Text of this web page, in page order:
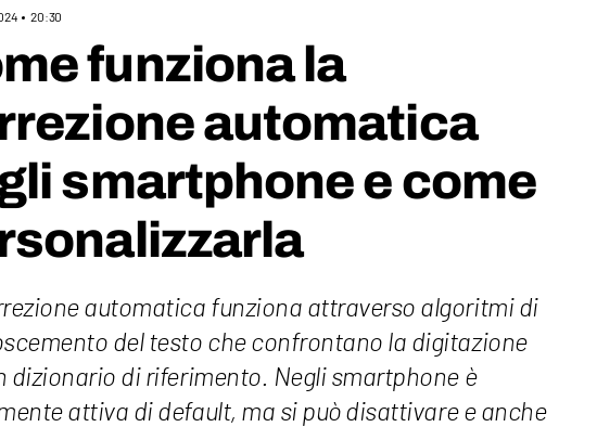
20:30
funziona la
automatica
smartphone e come
automatica funziona attraverso algoritmi di
del testo che confrontano la digitazione
dizionario di riferimento. Negli smartphone è
attiva di default, ma si può disattivare e anche